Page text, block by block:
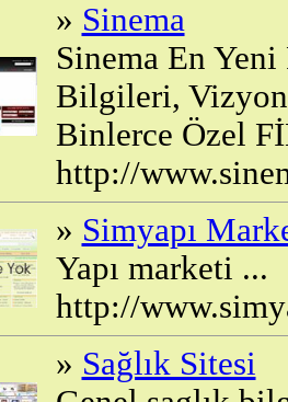
» Sinema
Sinema En
Bilgileri,
Binlerce Özel
http://
» Simyapı
Yapı marketi ...
http://
» Sağlık Sitesi